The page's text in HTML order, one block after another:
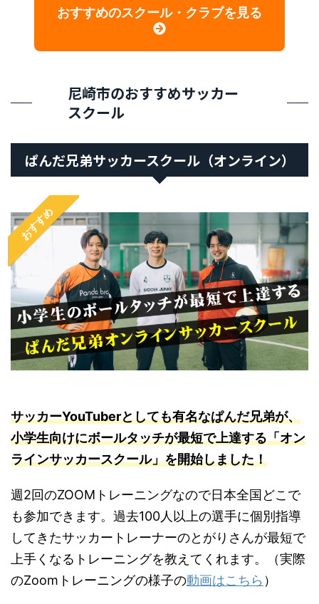
おすすめのスクール・クラブを見る
尼崎市のおすすめサッカー
スクール
ぱんだ兄弟サッカースクール（オンライン）
おすすめ
サッカーYouTuberとしても有名なぱんだ兄弟が、
小学生向けにボールタッチが最短で上達する「オン
ラインサッカースクール」を開始しました！
週2回のZOOMトレーニングなので日本全国どこで
も参加できます。過去100人以上の選手に個別指導
してきたサッカートレーナーのとがりさんが最短で
上手くなるトレーニングを教えてくれます。（実際
のZoomトレーニングの様子の動画はこちら ）